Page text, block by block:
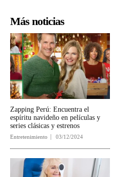
Más noticias
Zapping Perú: Encuentra el
espíritu navideño en películas y
series clásicas y estrenos
Entretenimiento 03/12/2024